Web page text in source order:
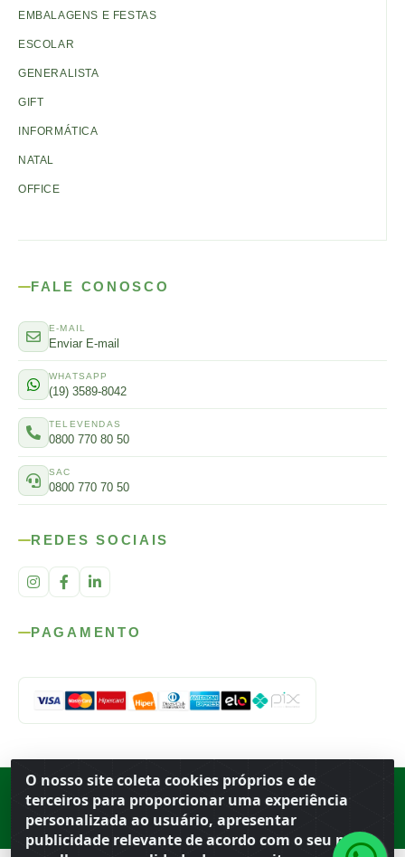
O nosso site coleta cookies próprios e de
terceiros para proporcionar uma experiência
personalizada ao usuário, apresentar
publicidade relevante de acordo com o seu perfil
EMBALAGENS E FESTAS
ESCOLAR
GENERALISTA
GIFT
INFORMÁTICA
NATAL
OFFICE
FALE CONOSCO
E-MAIL
Enviar E-mail
WHATSAPP
(19) 3589-8042
TELEVENDAS
0800 770 80 50
SAC
0800 770 70 50
REDES SOCIAIS
PAGAMENTO
Rod. SP-215, s/n, km 98 — Área Rural Porto Ferreira ·BR
· CEP
· CNPJ 56.679.863/0001-91
© 2026 Atacado Ideal